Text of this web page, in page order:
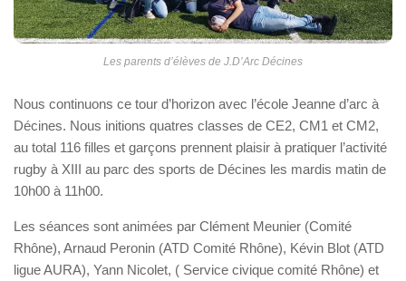
Les parents d’élèves de J.D’Arc Décines
Nous continuons ce tour d’horizon avec l’école Jeanne d’arc à
Décines. Nous initions quatres classes de CE2, CM1 et CM2,
au total 116 filles et garçons prennent plaisir à pratiquer l’activité
rugby à XIII au parc des sports de Décines les mardis matin de
10h00 à 11h00.
Les séances sont animées par Clément Meunier (Comité
Rhône), Arnaud Peronin (ATD Comité Rhône), Kévin Blot (ATD
ligue AURA), Yann Nicolet, ( Service civique comité Rhône) et